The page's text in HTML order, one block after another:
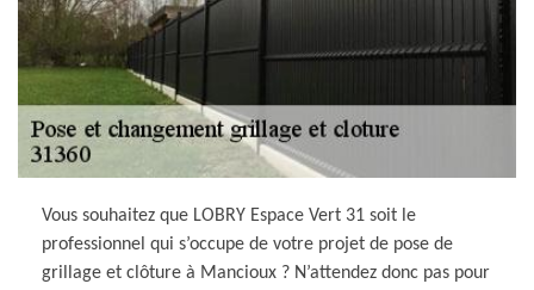
Vous souhaitez que LOBRY Espace Vert 31 soit le
professionnel qui s’occupe de votre projet de pose de
grillage et clôture à Mancioux ? N’attendez donc pas pour